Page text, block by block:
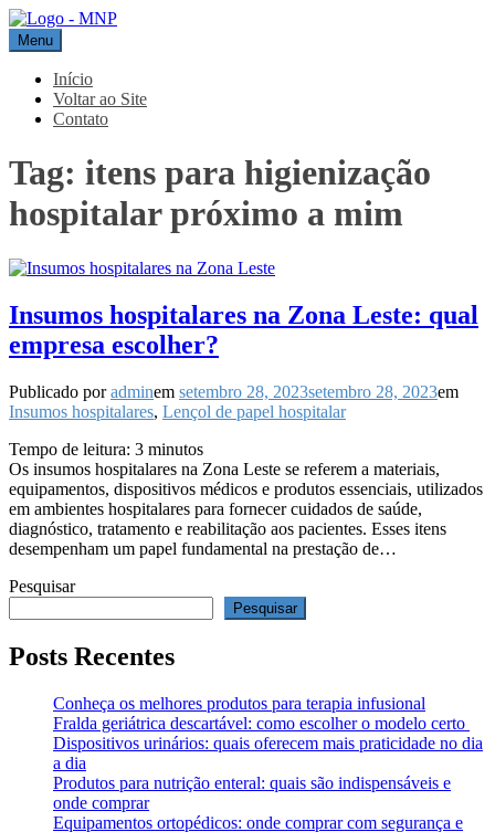
Pular
para
o
conteúdo
MNP
Blog
Menu
Início
Voltar ao Site
Contato
Tag: itens para higienização
hospitalar próximo a mim
Insumos hospitalares na Zona Leste: qual
empresa escolher?
Publicado poradminem setembro 28, 2023setembro 28, 2023em
Insumos hospitalares, Lençol de papel hospitalar
Tempo de leitura: 3 minutos
Os insumos hospitalares na Zona Leste se referem a materiais,
equipamentos, dispositivos médicos e produtos essenciais, utilizados
em ambientes hospitalares para fornecer cuidados de saúde,
diagnóstico, tratamento e reabilitação aos pacientes. Esses itens
desempenham um papel fundamental na prestação de…
Pesquisar
Pesquisar
Posts Recentes
Conheça os melhores produtos para terapia infusional
Fralda geriátrica descartável: como escolher o modelo certo
Dispositivos urinários: quais oferecem mais praticidade no dia
a dia
Produtos para nutrição enteral: quais são indispensáveis e
onde comprar
Equipamentos ortopédicos: onde comprar com segurança e